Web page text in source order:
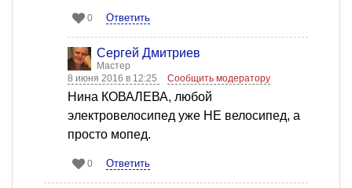
0 Ответить
Сергей Дмитриев
Мастер
8 июня 2016 в 12:25
Сообщить модератору
Нина КОВАЛЕВА, любой
электровелосипед уже НЕ велосипед, а
просто мопед.
0 Ответить